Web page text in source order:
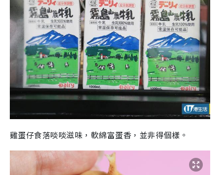
雞蛋仔食落啖啖滋味，軟綿富蛋香，並非得個樣。